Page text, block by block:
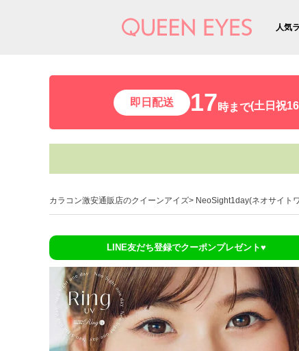
人気
即日配送 17時まで(土日祝
カラコン激安通販店のクイーンアイズ NeoSight1day(ネオサイト
LINE友だち登録でクーポンプレゼント♥